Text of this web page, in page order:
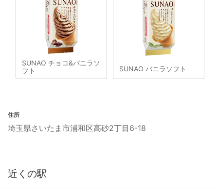
SUNAO チョコ&バニラソ
フト
SUNAO バニラソフト
住所
埼玉県さいたま市浦和区高砂2丁目6-18
近くの駅